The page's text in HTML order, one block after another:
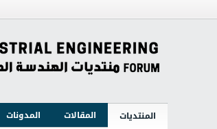
المنتديات المقالات المدونات